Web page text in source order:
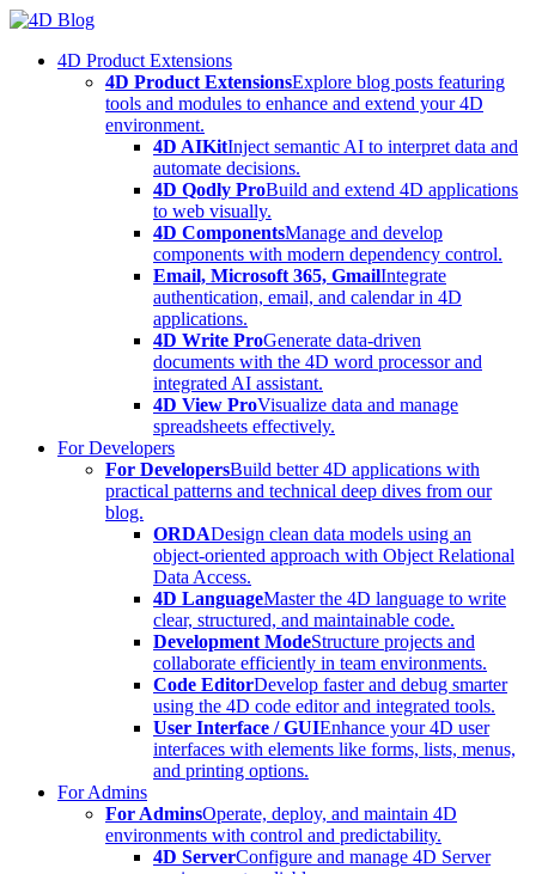
Skip
content4D Product Extensions
4D Product ExtensionsExplore blog posts featuring
tools and modules to enhance and extend your 4D
environment.
4D AIKitInject semantic AI to interpret data and
automate decisions.
4D Qodly ProBuild and extend 4D applications
to web visually.
4D ComponentsManage and develop
components with modern dependency control.
Email, Microsoft 365, GmailIntegrate
authentication, email, and calendar in 4D
applications.
4D Write ProGenerate data-driven
documents with the 4D word processor and
integrated AI assistant.
4D View ProVisualize data and manage
spreadsheets effectively.
For Developers
For DevelopersBuild better 4D applications with
practical patterns and technical deep dives from our
blog.
ORDADesign clean data models using an
object-oriented approach with Object Relational
Data Access.
4D LanguageMaster the 4D language to write
clear, structured, and maintainable code.
Development ModeStructure projects and
collaborate efficiently in team environments.
Code EditorDevelop faster and debug smarter
using the 4D code editor and integrated tools.
User Interface / GUIEnhance your 4D user
interfaces with elements like forms, lists, menus,
and printing options.
For Admins
For AdminsOperate, deploy, and maintain 4D
environments with control and predictability.
4D ServerConfigure and manage 4D Server